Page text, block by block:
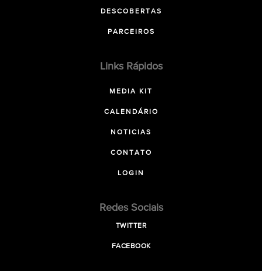
DESCOBERTAS
PARCEIROS
Links Rápidos
MEDIA KIT
CALENDÁRIO
NOTICIAS
CONTATO
LOGIN
Redes Sociais
TWITTER
FACEBOOK